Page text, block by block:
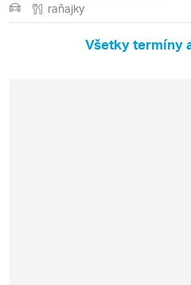
raňajky
Všetky termíny